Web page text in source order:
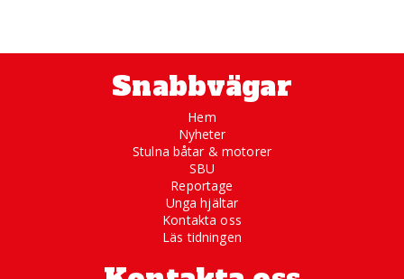
Snabbvägar
Hem
Nyheter
Stulna båtar & motorer
SBU
Reportage
Unga hjältar
Kontakta oss
Läs tidningen